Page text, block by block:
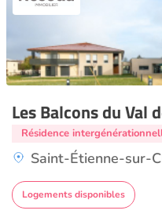
Les Balcons du Val
Résidence
Saint-Étienne-sur-
Logements disponibles